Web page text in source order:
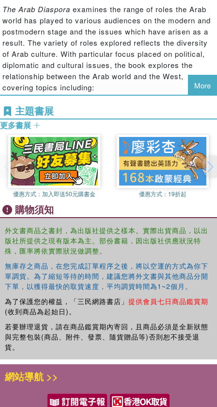
The Arab Diaspora examines the range of roles the Arab
world has played to various audiences on the modern and
postmodern stage and the issues which have arisen as a
result. The variety of roles explored reflects the diversity
of Arab culture. With particular focus placed on political,
diplomatic and cultural issues, the book explores the
relationship between the Arab world and the West,
covering topics including:
the varying forms of Arab civilization and its inability in more
modern times to fulfil the dreams of nineteenth and twentieth
continued stereotyping of the Arab world within the media.
The Arab Diasporais essential reading for those with
interests in Arabic and Middle East studies, and cultural
studies.
More
主題書展
更多書展
優惠方式： 加入即送50元購書金 優惠方式： 19折起
購物須知
外文書商品之書封，為出版社提供之樣本。實際出貨商品，以出
版社所提供之現有版本為主。部份書籍，因出版社供應狀況特
殊，匯率將依實際狀況做調整。
無庫存之商品，在您完成訂單程序之後，將以空運的方式為你下
單調貨。為了縮短等待的時間，建議您將外文書與其他商品分開
下單，以獲得最快的取貨速度，平均調貨時間為1~2個月。
為了保護您的權益，「三民網路書店」 提供會員七日商品鑑賞期
(收到商品為起始日)。
若要辦理退貨，請在商品鑑賞期內寄回，且商品必須是全新狀態
與完整包裝(商品、附件、發票、隨貨贈品等)否則恕不接受退
貨。
網站導航 >>